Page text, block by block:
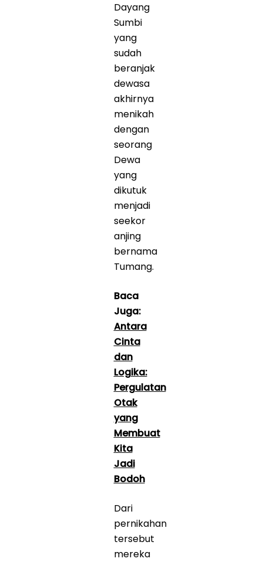
Dayang
Sumbi
yang
sudah
beranjak
dewasa
akhirnya
menikah
dengan
seorang
Dewa
yang
dikutuk
menjadi
seekor
anjing
bernama
Tumang.
Baca
Juga:
Antara
Cinta
dan
Logika:
Pergulatan
Otak
yang
Membuat
Kita
Jadi
Bodoh
Dari
pernikahan
tersebut
mereka